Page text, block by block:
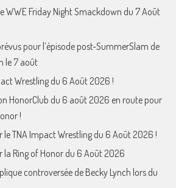
WWE Friday Night Smackdown du 7 Août
pour l’épisode post-SummerSlam de
le 7 août
Wrestling du 6 Août 2026 !
HonorClub du 6 août 2026 en route pour
!
le TNA Impact Wrestling du 6 Août 2026 !
la Ring of Honor du 6 Août 2026
controversée de Becky Lynch lors du